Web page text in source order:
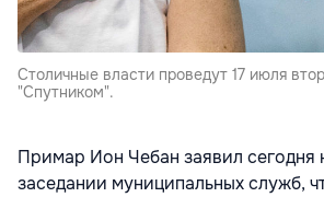
Столичные власти проведут 17 июля
"Спутником".
Примар Ион Чебан заявил сегодня
заседании муниципальных служб,